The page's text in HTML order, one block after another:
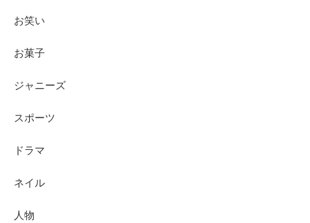
お笑い
お菓子
ジャニーズ
スポーツ
ドラマ
ネイル
人物